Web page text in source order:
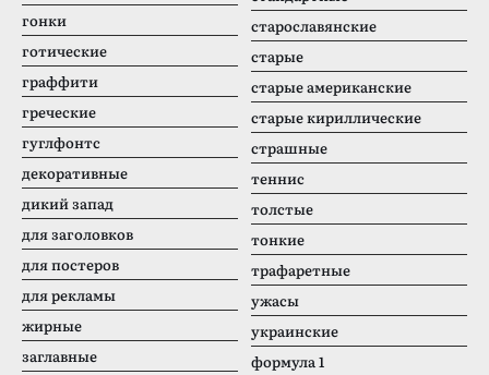
гонки
готические
граффити
греческие
гуглфонтс
декоративные
дикий запад
для заголовков
для постеров
для рекламы
жирные
заглавные
старославянские
старые
старые американские
старые кириллические
страшные
теннис
толстые
тонкие
трафаретные
ужасы
украинские
формула 1